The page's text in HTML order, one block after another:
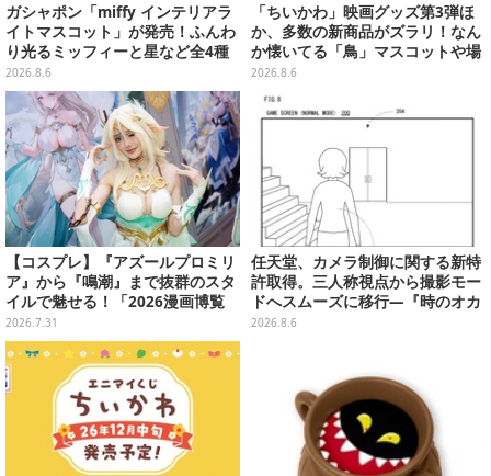
ガシャポン「miffy インテリアラ
イトマスコット」が発売！ふんわ
り光るミッフィーと星など全4種
ラインナップ
2026.8.6
「ちいかわ」映画グッズ第3弾ほ
か、多数の新商品がズラリ！なん
か懐いてる「鳥」マスコットや場
面写アイテムなど必見のラインナ
2026.8.6
【コスプレ】『アズールプロミリ
ア』から『鳴潮』まで抜群のスタ
イルで魅せる！「2026漫画博覧
会」百花繚乱の台湾美女12選【写
真37枚】
2026.7.31
任天堂、カメラ制御に関する新特
許取得。三人称視点から撮影モー
ドへスムーズに移行―『時のオカ
リナ』リメイク版との関連を推測
2026.8.6